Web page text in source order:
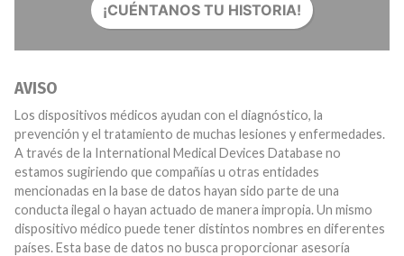
¡CUÉNTANOS TU HISTORIA!
AVISO
Los dispositivos médicos ayudan con el diagnóstico, la
prevención y el tratamiento de muchas lesiones y enfermedades.
A través de la International Medical Devices Database no
estamos sugiriendo que compañías u otras entidades
mencionadas en la base de datos hayan sido parte de una
conducta ilegal o hayan actuado de manera impropia. Un mismo
dispositivo médico puede tener distintos nombres en diferentes
países. Esta base de datos no busca proporcionar asesoría